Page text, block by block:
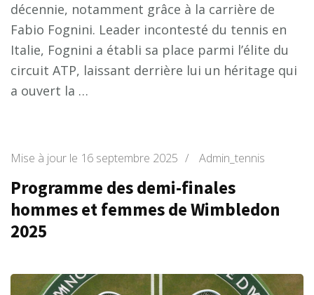
décennie, notamment grâce à la carrière de
Fabio Fognini. Leader incontesté du tennis en
Italie, Fognini a établi sa place parmi l’élite du
circuit ATP, laissant derrière lui un héritage qui
a ouvert la …
Mise à jour le 16 septembre 2025 / Admin_tennis
Programme des demi-finales
hommes et femmes de Wimbledon
2025